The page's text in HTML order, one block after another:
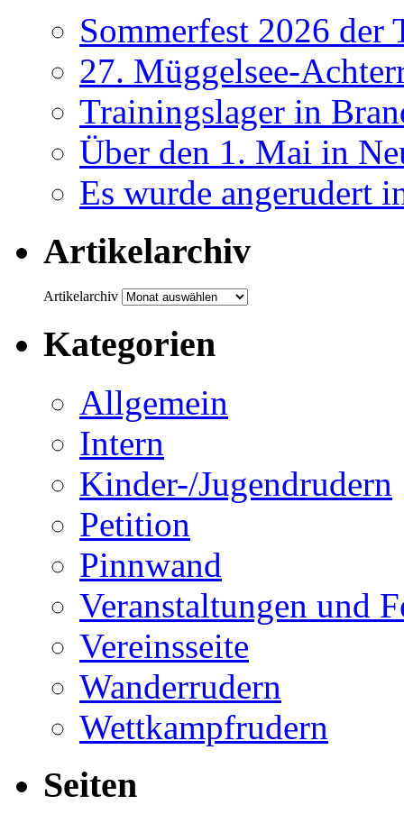
Sommerfest 2026 der
27. Müggelsee-
Trainingslager in
Über den 1. Mai in
Es wurde angerudert
Artikelarchiv
Artikelarchiv
Kategorien
Allgemein
Intern
Kinder-/Jugendrudern
Petition
Pinnwand
Veranstaltungen und
Vereinsseite
Wanderrudern
Wettkampfrudern
Seiten